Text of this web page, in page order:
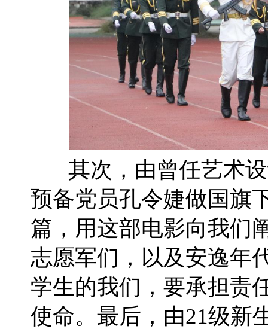
其次，由曾任艺术设
预备党员孔令婕做国旗
篇，用这部电影向我们
志愿军们，以及安逸年
学生的我们，要承担责
使命。最后，由21级新